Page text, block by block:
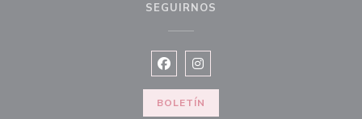
SEGUIRNOS
Facebook ((abre en una nueva
Instagram ((abre en una
BOLETÍN